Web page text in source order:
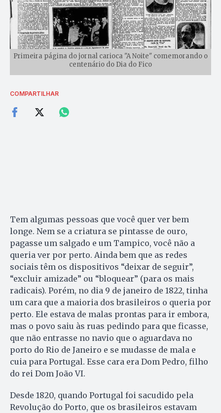
Primeira página do jornal carioca "A Noite" comemorando o
centenário do Dia do Fico
COMPARTILHAR
Tem algumas pessoas que você quer ver bem
longe. Nem se a criatura se pintasse de ouro,
pagasse um salgado e um Tampico, você não a
queria ver por perto. Ainda bem que as redes
sociais têm os dispositivos “deixar de seguir”,
“excluir amizade” ou “bloquear” (para os mais
radicais). Porém, no dia 9 de janeiro de 1822, tinha
um cara que a maioria dos brasileiros o queria por
perto. Ele estava de malas prontas para ir embora,
mas o povo saiu às ruas pedindo para que ficasse,
que não entrasse no navio que o aguardava no
porto do Rio de Janeiro e se mudasse de mala e
cuia para Portugal. Esse cara era Dom Pedro, filho
do rei Dom João VI.
Desde 1820, quando Portugal foi sacudido pela
Revolução do Porto, que os brasileiros estavam